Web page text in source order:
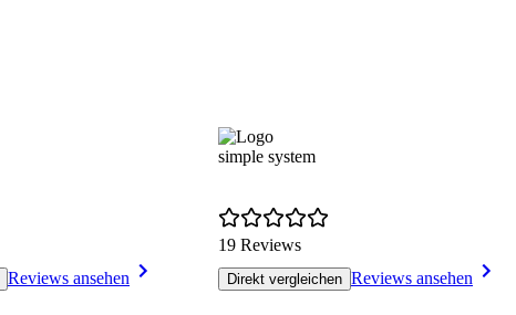
Reviews ansehen
simple system
19 Reviews
Direkt vergleichen Reviews ansehen